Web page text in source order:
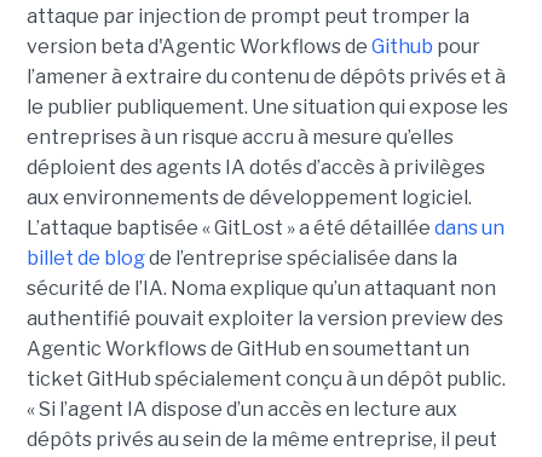
attaque par injection de prompt peut tromper la
version beta d'Agentic Workflows de Github pour
l’amener à extraire du contenu de dépôts privés et à
le publier publiquement. Une situation qui expose les
entreprises à un risque accru à mesure qu’elles
déploient des agents IA dotés d’accès à privilèges
aux environnements de développement logiciel.
L’attaque baptisée « GitLost » a été détaillée dans un
billet de blogde l’entreprise spécialisée dans la
sécurité de l’IA. Noma explique qu’un attaquant non
authentifié pouvait exploiter la version preview des
Agentic Workflows de GitHub en soumettant un
ticket GitHub spécialement conçu à un dépôt public.
« Si l’agent IA dispose d’un accès en lecture aux
dépôts privés au sein de la même entreprise, il peut